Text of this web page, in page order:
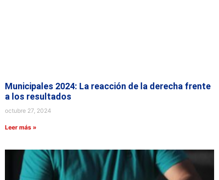
Municipales 2024: La reacción de la derecha frente
a los resultados
octubre 27, 2024
Leer más »